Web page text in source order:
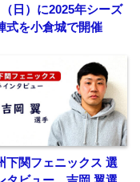
（日）に2025年シーズ
式を小倉城で開催
下関フェニックス 選